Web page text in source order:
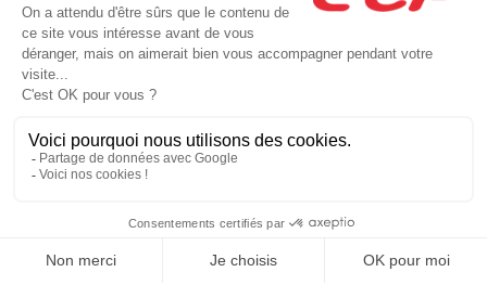
Présentation
Trouver une agence
Actualités
Facebook (nouvelle fenêtre)
Instagram (nouvelle fenêtre)
LinkedIn (nouvelle fenêtre)
YouTube (nouvelle fenêtre)
TikTok (nouvelle
Raison sociale : AJIS SAS - Capital social: 1000€